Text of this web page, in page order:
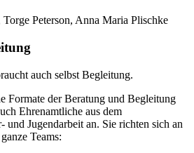
Peterson, Anna Maria Plischke
auch selbst Begleitung.
Formate der Beratung und Begleitung
Ehrenamtliche aus dem
Jugendarbeit an. Sie richten sich an
Teams: